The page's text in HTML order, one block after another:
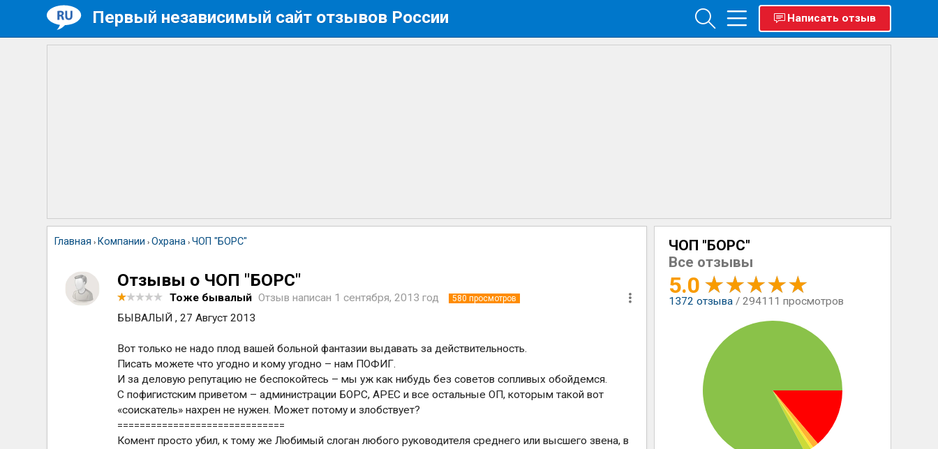
Первый независимый сайт отзывов России Написать отзыв
Главная › Компании ›Охрана ›ЧОП "БОРС"
Отзывы о ЧОП "БОРС"
Тоже бывалый Отзыв написан 1 сентября, 2013 год 580 просмотров
БЫВАЛЫЙ , 27 Август 2013
Вот только не надо плод вашей больной фантазии выдавать за действительность.
Писать можете что угодно и кому угодно – нам ПОФИГ.
И за деловую репутацию не беспокойтесь – мы уж как нибудь без советов сопливых обойдемся.
С пофигистским приветом – администрации БОРС, АРЕС и все остальные ОП, которым такой вот
«соискатель» нахрен не нужен. Может потому и злобствует?
==============================
Комент просто убил, к тому же Любимый слоган любого руководителя среднего или высшего звена, в
ЧОП "БОРС"
Все отзывы
5.0
1372 отзыва / 294111 просмотров